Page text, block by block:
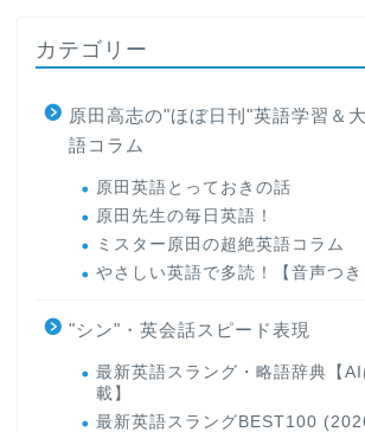
カテゴリー
原田高志の"ほぼ日刊"英語学習＆
語コラム
原田英語とっておきの話
原田先生の毎日英語！
ミスター原田の超絶英語コラム
やさしい英語で多読！【音声つき
"シン"・英会話スピード表現
最新英語スラング・略語辞典【
載】
最新英語スラングBEST100